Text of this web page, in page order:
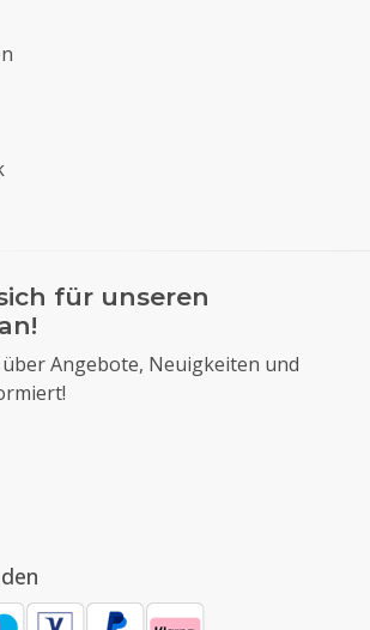
für unseren
Angebote, Neuigkeiten und